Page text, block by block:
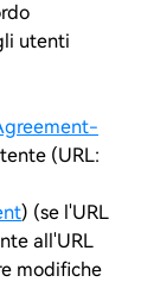
utenti
(URL:
) (se l'URL
all'URL
modifiche